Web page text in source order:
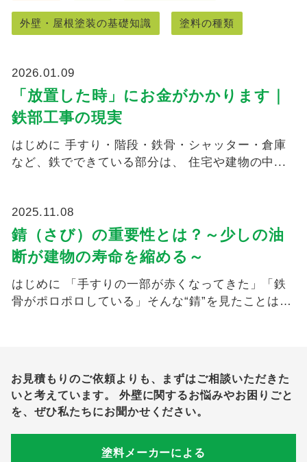
外壁・屋根塗装の基礎知識 塗料の種類
2026.01.09
「放置した時」にお金がかかります｜
鉄部工事の現実
はじめに 手すり・階段・鉄骨・シャッター・倉庫
など、鉄でできている部分は、 住宅や建物の中...
2025.11.08
錆（さび）の重要性とは？～少しの油
断が建物の寿命を縮める～
はじめに 「手すりの一部が赤くなってきた」「鉄
骨がポロポロしている」そんな“錆”を見たことはあ
お見積もりのご依頼よりも、まずはご相談いただきた
いと考えています。
外壁に関するお悩みやお困りごと
を、ぜひ私たちにお聞かせください。
塗料メーカーによる